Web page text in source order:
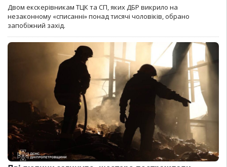
Двом екскерівникам ТЦК та СП, яких ДБР викрило на
незаконному «списанні» понад тисячі чоловіків, обрано
запобіжний захід.